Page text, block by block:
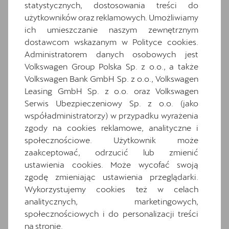
Hybrid drive system mHEV
Informacje o oponach
Komplet dywaników
Materiałowa ze skórą ekologiczną w kolorze
czarnym
Media System Plus: 12.9-calowy kolorowy
ekran dotykowy
Osłony przeciwsłoneczne kierowcy i
pasażera z zamykanymi i podświetlanymi
lusterkami
Oświetlenie powitalne LED w lusterkach
bocznych
Relingi dachowe w kolorze lśniącej czerni
Schowek z funkcją bezprzewodowego
ładowania telefonu
Speed limiter
System Front Cross traffic assist
statystycznych, dostosowania treści do
użytkowników oraz reklamowych. Umożliwiamy
ich umieszczanie naszym zewnętrznym
dostawcom wskazanym w Polityce cookies.
Administratorem danych osobowych jest
Volkswagen Group Polska Sp. z o.o., a także
Volkswagen Bank GmbH Sp. z o.o., Volkswagen
Leasing GmbH Sp. z o.o. oraz Volkswagen
Serwis Ubezpieczeniowy Sp. z o.o. (jako
współadministratorzy) w przypadku wyrażenia
zgody na cookies reklamowe, analityczne i
społecznościowe. Użytkownik może
zaakceptować, odrzucić lub zmienić
ustawienia cookies. Może wycofać swoją
zgodę zmieniając ustawienia przeglądarki.
Wykorzystujemy cookies też w celach
analitycznych, marketingowych,
społecznościowych i do personalizacji treści
na stronie.